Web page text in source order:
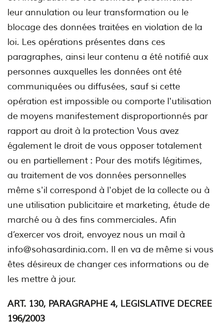
leur annulation ou leur transformation ou le
blocage des données traitées en violation de la
loi. Les opérations présentes dans ces
paragraphes, ainsi leur contenu a été notifié aux
personnes auxquelles les données ont été
communiquées ou diffusées, sauf si cette
opération est impossible ou comporte l'utilisation
de moyens manifestement disproportionnés par
rapport au droit à la protection Vous avez
également le droit de vous opposer totalement
ou en partiellement : Pour des motifs légitimes,
au traitement de vos données personnelles
même s'il correspond à l'objet de la collecte ou à
une utilisation publicitaire et marketing, étude de
marché ou à des fins commerciales. Afin
d’exercer vos droit, envoyez nous un mail à
info@sohasardinia.com. Il en va de même si vous
êtes désireux de changer ces informations ou de
les mettre à jour.
ART. 130, PARAGRAPHE 4, LEGISLATIVE DECREE
196/2003